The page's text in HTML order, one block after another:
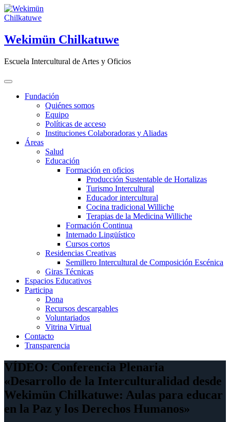
Saltar
al
Wekimün Chilkatuwe
Escuela Intercultural de Artes y Oficios
Fundación
Quiénes somos
Equipo
Políticas de acceso
Instituciones Colaboradoras y Aliadas
Áreas
Salud
Educación
Formación en oficios
Producción Sustentable de Hortalizas
Turismo Intercultural
Educador intercultural
Cocina tradicional Williche
Terapias de la Medicina Williche
Formación Continua
Internado Lingüístico
Cursos cortos
Residencias Creativas
Semillero Intercultural de Composición Escénica
Giras Técnicas
Espacios Educativos
Participa
Dona
Recursos descargables
Voluntariados
Vitrina Virtual
Contacto
Transparencia
VÍDEO: Conferencia Plenaria
«Desarrollo de la Interculturalidad desde
Wekimün Chilkatuwe: Aulas para educar
en la Paz y los Derechos Humanos»